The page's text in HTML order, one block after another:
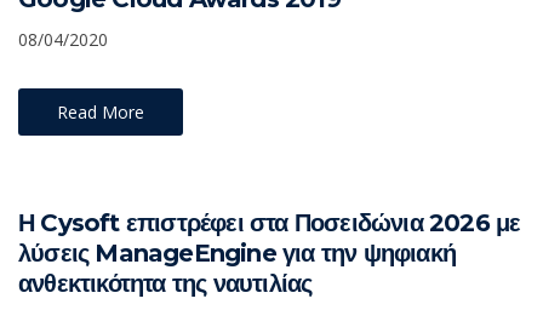
08/04/2020
Read More
Η Cysoft επιστρέφει στα Ποσειδώνια 2026 με
λύσεις ManageEngine για την ψηφιακή
ανθεκτικότητα της ναυτιλίας